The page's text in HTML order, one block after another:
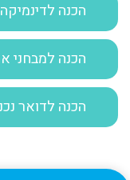
הכנה
הכנה למבחני
הכנה לדואר